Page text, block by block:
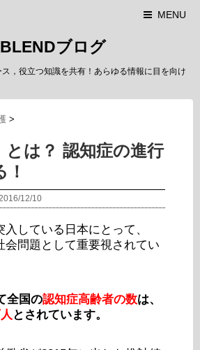
MENU
ブログ
，役立つ知識を共有！あらゆる情報に目を向け
>
とは？ 認知症の進行
12/10
している日本にとって、
会問題として重要視されてい
全国の認知症高齢者の数は、
とされています。